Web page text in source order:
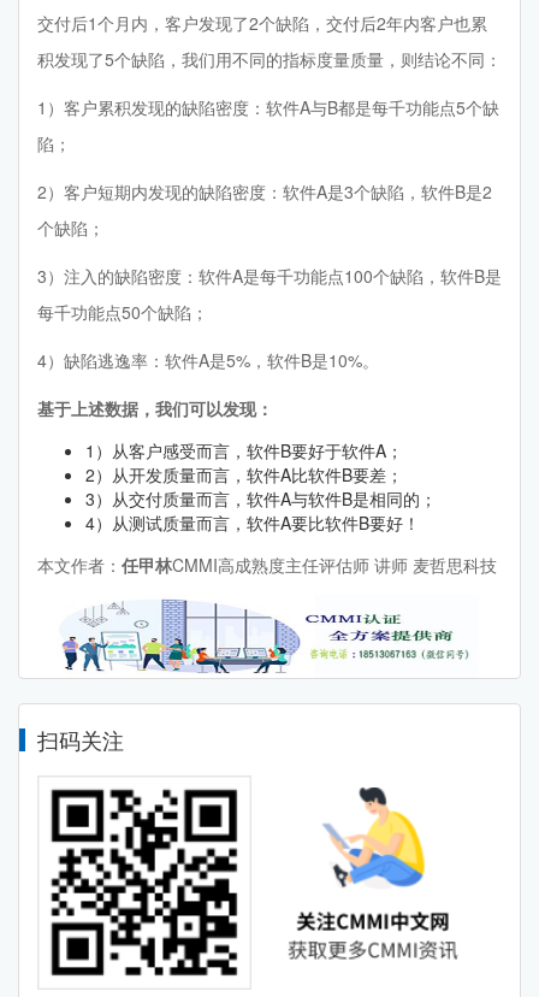
交付后1个月内，客户发现了2个缺陷，交付后2年内客户也累
积发现了5个缺陷，我们用不同的指标度量质量，则结论不同：
1）客户累积发现的缺陷密度：软件A与B都是每千功能点5个缺
陷；
2）客户短期内发现的缺陷密度：软件A是3个缺陷，软件B是2
个缺陷；
3）注入的缺陷密度：软件A是每千功能点100个缺陷，软件B是
每千功能点50个缺陷；
4）缺陷逃逸率：软件A是5%，软件B是10%。
基于上述数据，我们可以发现：
1）从客户感受而言，软件B要好于软件A；
2）从开发质量而言，软件A比软件B要差；
3）从交付质量而言，软件A与软件B是相同的；
4）从测试质量而言，软件A要比软件B要好！
本文作者： 任甲林CMMI高成熟度主任评估师 讲师 麦哲思科技
扫码关注